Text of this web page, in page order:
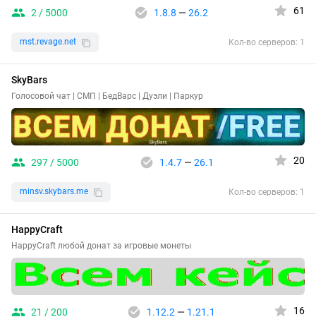
2 / 5000 1.8.8 — 26.2 61
mst.revage.net Кол-во серверов: 1
SkyBars
Голосовой чат | СМП | БедВарс | Дуэли | Паркур
297 / 5000 1.4.7— 26.1 20
minsv.skybars.me Кол-во серверов: 1
HappyCraft
HappyCraft любой донат за игровые монеты
21 / 200 1.12.2— 1.21.1 16